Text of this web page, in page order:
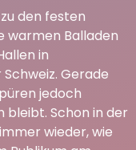
den festen
warmen Balladen
in
Gerade
jedoch
bleibt. Schon in der
wieder, wie